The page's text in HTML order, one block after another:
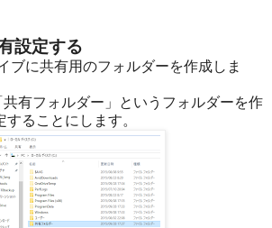
設定する
ブに共有用のフォルダーを作成しま
有フォルダー」というフォルダーを作
ることにします。